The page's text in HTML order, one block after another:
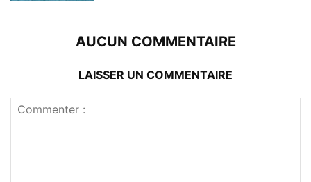
AUCUN COMMENTAIRE
LAISSER UN COMMENTAIRE